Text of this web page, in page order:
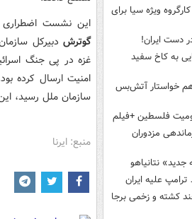
ویژه سیا برای
دست ایران!
به کاخ سفید
هم خواستار آتش‌بس
فلسطین +فیلم
مزدوران
نتانیاهو
علیه ایران
کشته و زخمی برجا
این نشست اضطراری شورای
گوترش دبیرکل
سازمان ملل رسید، این
منبع: ایرنا